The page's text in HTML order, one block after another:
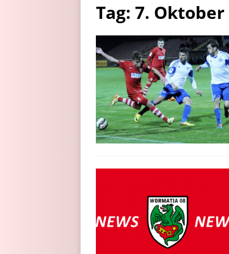
Tag: 7. Oktober